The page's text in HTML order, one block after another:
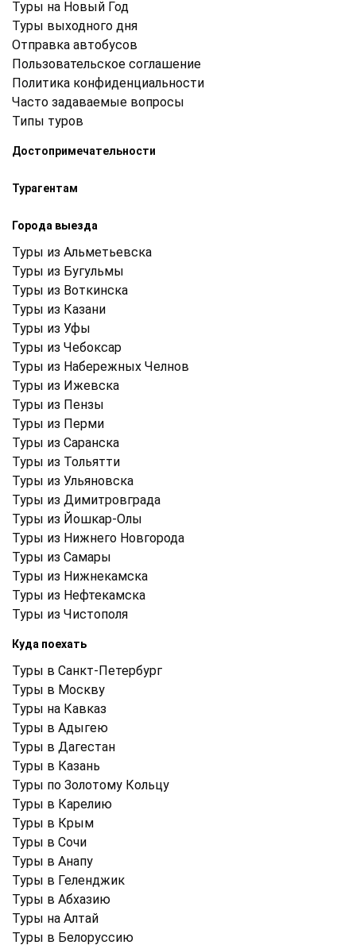
Туры на Новый Год
Туры выходного дня
Отправка автобусов
Пользовательское соглашение
Политика конфиденциальности
Часто задаваемые вопросы
Типы туров
Достопримечательности
Турагентам
Города выезда
Туры из Альметьевска
Туры из Бугульмы
Туры из Воткинска
Туры из Казани
Туры из Уфы
Туры из Чебоксар
Туры из Набережных Челнов
Туры из Ижевска
Туры из Пензы
Туры из Перми
Туры из Саранска
Туры из Тольятти
Туры из Ульяновска
Туры из Димитровграда
Туры из Йошкар-Олы
Туры из Нижнего Новгорода
Туры из Самары
Туры из Нижнекамска
Туры из Нефтекамска
Туры из Чистополя
Куда поехать
Туры в Санкт-Петербург
Туры в Москву
Туры на Кавказ
Туры в Адыгею
Туры в Дагестан
Туры в Казань
Туры по Золотому Кольцу
Туры в Карелию
Туры в Крым
Туры в Cочи
Туры в Анапу
Туры в Геленджик
Туры в Абхазию
Туры на Алтай
Туры в Белоруссию